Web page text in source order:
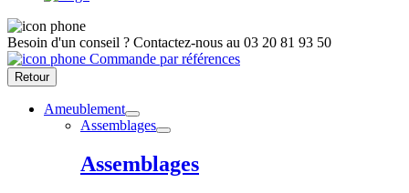
Besoin d'un conseil ? Contactez-nous au 03 20 81 93 50
Commande par références
Retour
Ameublement
Assemblages
Assemblages